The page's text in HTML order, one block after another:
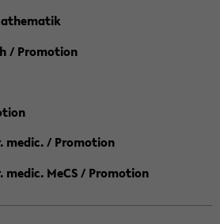
/ Promotion
medic. / Promotion
medic. MeCS / Promotion